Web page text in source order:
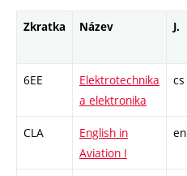
Zkratka Název J.
6EE
Elektrotechnika
a elektronika
cs
CLA
English in
Aviation I
en